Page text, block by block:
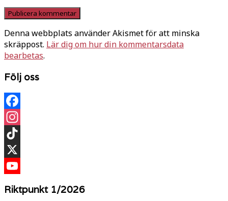
Denna webbplats använder Akismet för att minska
skräppost. Lär dig om hur din kommentarsdata
bearbetas.
Följ oss
Facebook
Instagram
TikTok
X
Riktpunkt 1/2026